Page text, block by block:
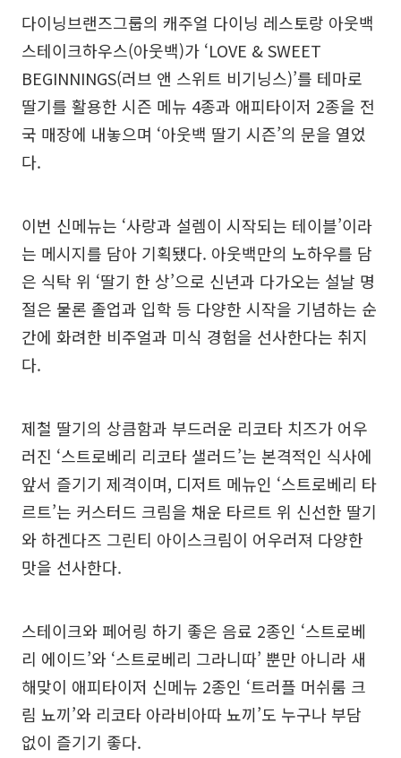
다이닝브랜즈그룹의 캐주얼 다이닝 레스토랑 아웃백
스테이크하우스(아웃백)가 ‘LOVE & SWEET
BEGINNINGS(러브 앤 스위트 비기닝스)’를 테마로
딸기를 활용한 시즌 메뉴 4종과 애피타이저 2종을 전
국 매장에 내놓으며 ‘아웃백 딸기 시즌’의 문을 열었
다.
이번 신메뉴는 ‘사랑과 설렘이 시작되는 테이블’이라
는 메시지를 담아 기획됐다. 아웃백만의 노하우를 담
은 식탁 위 ‘딸기 한 상’으로 신년과 다가오는 설날 명
절은 물론 졸업과 입학 등 다양한 시작을 기념하는 순
간에 화려한 비주얼과 미식 경험을 선사한다는 취지
다.
제철 딸기의 상큼함과 부드러운 리코타 치즈가 어우
러진 ‘스트로베리 리코타 샐러드’는 본격적인 식사에
앞서 즐기기 제격이며, 디저트 메뉴인 ‘스트로베리 타
르트’는 커스터드 크림을 채운 타르트 위 신선한 딸기
와 하겐다즈 그린티 아이스크림이 어우러져 다양한
맛을 선사한다.
스테이크와 페어링 하기 좋은 음료 2종인 ‘스트로베
리 에이드’와 ‘스트로베리 그라니따’ 뿐만 아니라 새
해맞이 애피타이저 신메뉴 2종인 ‘트러플 머쉬룸 크
림 뇨끼’와 리코타 아라비아따 뇨끼’도 누구나 부담
없이 즐기기 좋다.